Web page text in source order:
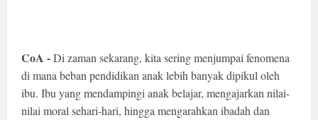
CoA -Di zaman sekarang, kita sering menjumpai fenomena
di mana beban pendidikan anak lebih banyak dipikul oleh
ibu. Ibu yang mendampingi anak belajar, mengajarkan nilai-
nilai moral sehari-hari, hingga mengarahkan ibadah dan